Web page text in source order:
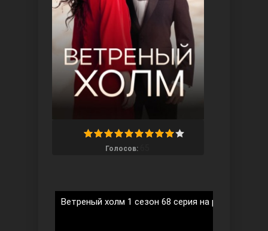
Голосов:
Ветреный холм 1 сезон 68 серия на русском